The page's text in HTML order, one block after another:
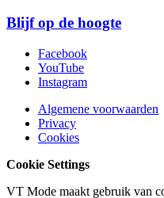
Blijf op de hoogte
Facebook
YouTube
Instagram
Algemene voorwaarden
Privacy
Cookies
Cookie Settings
VT Mode maakt gebruik van